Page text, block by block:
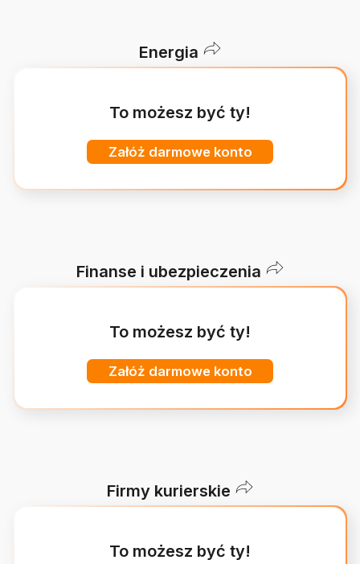
Energia
To możesz być ty!
Załóż darmowe konto
Finanse i ubezpieczenia
To możesz być ty!
Załóż darmowe konto
Firmy kurierskie
To możesz być ty!